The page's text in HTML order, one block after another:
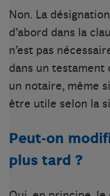
Non. La
d’abord dans la
n’est pas
dans un
un notaire, même
être utile selon la
Peut-on
plus tard ?